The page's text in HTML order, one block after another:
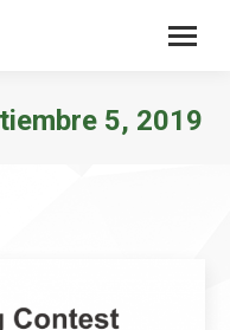
5, 2019